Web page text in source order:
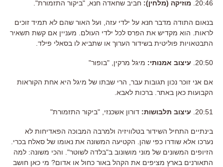
20:46. מוזיקה (מלחין): חביב שחאדה חנא, "ביקור התזמורת".
בנאום התודה מדבר חנא על ילדי עזה, ועל האור שהם לא תמיד זוכים
לראות. הוא מקדיש את הפרס לכל ילדי העולם. מעניין אם קשת תשאיר
התבטאויות פוליטית בשידור הערוך או שתביא לו בסאלי פילד.
20:50. עיצוב אמנותי: מיגל מרקין, "בופור"
אם אני זוכר נכון תגובות עבר, הרי שבתו של מיגל היא אחת הקוראות
הקבועות כאן באתר. ברכות לאבא.
20:51. עיצוב תלבושות: דורון אשכנזי, "ביקור התזמורת"
בינתיים התחיל השידור בטלוויזיה ולמרבה המבוכה הפאדיחות לא
נערכו אלא שודרו כפי שהן. הקטיעה המשונה את נאומו של סאלח בכרי.
הזיופים המשונים של מוני מושונוב ב"בלדה לשוטר". והכי משונה: למה
התאורנים בארץ מציפים את הקהל באור כחול או אדום? מי כאן חושב